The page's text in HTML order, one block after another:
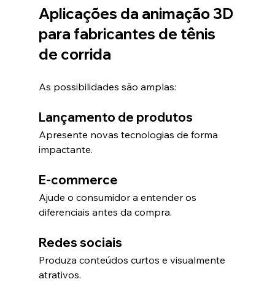
Aplicações da animação 3D
para fabricantes de tênis
de corrida
As possibilidades são amplas:
Lançamento de produtos
Apresente novas tecnologias de forma
impactante.
E-commerce
Ajude o consumidor a entender os
diferenciais antes da compra.
Redes sociais
Produza conteúdos curtos e visualmente
atrativos.